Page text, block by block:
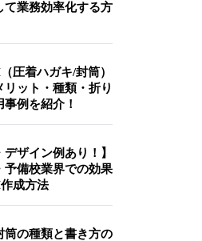
て業務効率化する方
圧着ハガキ/封筒）
リット・種類・折り
例を紹介！
デザイン例あり！】
予備校業界での効果
成方法
筒の種類と書き方の